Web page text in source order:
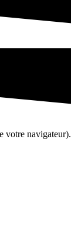
votre navigateur).